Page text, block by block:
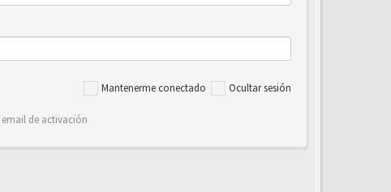
Mantenerme conectado Ocultar sesión
email de activación